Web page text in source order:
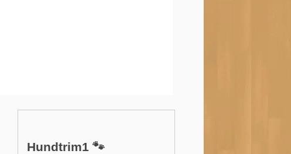
Hundtrim1 🐾